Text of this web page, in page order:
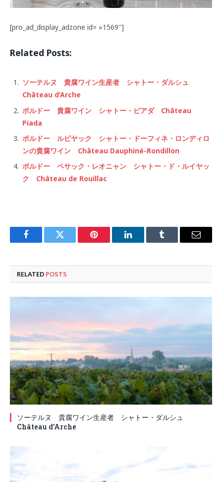
[pro_ad_display_adzone id= »1569″]
Related Posts:
ソーテルヌ 貴腐ワイン生産者 シャトー・ダルシュ
Château d’Arche
ボルドー 貴腐ワイン シャトー・ピアダ Château
Piada
ボルドー ルピヤック シャトー・ドーフィネ・ロンディロ
ンの貴腐ワイン Château Dauphiné-Rondillon
ボルドー ペサック・レオニャン シャトー・ド・ルイヤッ
ク Château de Rouillac
FacebookTwitter Pinterest LinkedInTumblr Email
RELATED POSTS
ソーテルヌ 貴腐ワイン生産者 シャトー・ダルシュ
Château d’Arche